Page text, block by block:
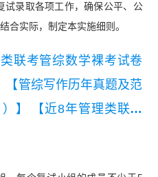
试录取各项工作，确保公平、公
合实际，制定本实施细则。
类联考管综数学裸考试卷
【管综写作历年真题及范
】
【近8年管理类联考